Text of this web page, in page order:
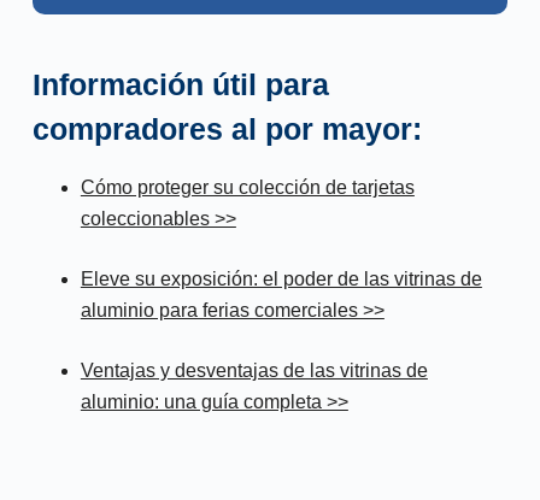
Información útil para
compradores al por mayor:
Cómo proteger su colección de tarjetas
coleccionables >>
Eleve su exposición: el poder de las vitrinas de
aluminio para ferias comerciales >>
Ventajas y desventajas de las vitrinas de
aluminio: una guía completa >>